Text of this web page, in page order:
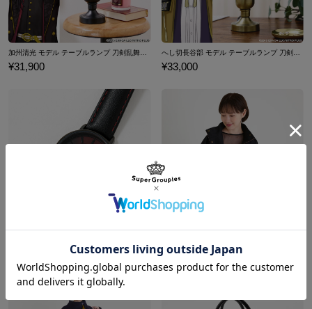
¥31,900 ¥33,000
¥24,200